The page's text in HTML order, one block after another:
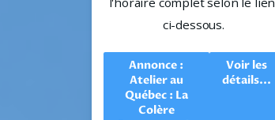
ci-dessous.
Annonce :
Atelier au
Québec : La
Colère
Voir les
détails...